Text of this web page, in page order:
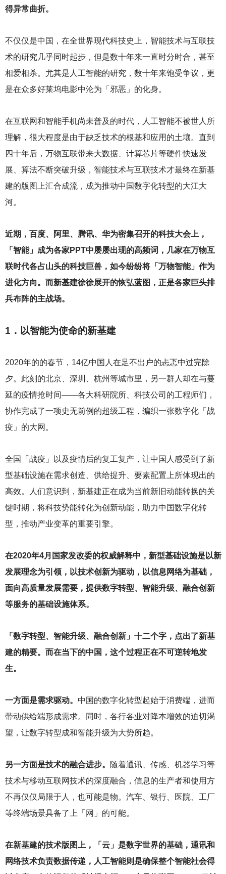
得异常曲折。
不仅仅是中国，在全世界现代科技史上，智能技术与互联技
术的研究几乎同时起步，但是数十年来一直时分时合，甚至
相爱相杀。尤其是人工智能的研究，数十年来饱受争议，更
是在众多好莱坞电影中沦为「邪恶」的化身。
在互联网和智能手机尚未普及的时代，人工智能不被世人所
理解，很大程度是由于缺乏技术的根基和应用的土壤。直到
四十年后，万物互联带来大数据、计算芯片等硬件快速发
展、算法不断突破升级，智能技术与互联技术才最终在新基
建的版图上汇合成流，成为推动中国数字化转型的大江大
河。
近期，百度、阿里、腾讯、华为密集召开的科技大会上，
「智能」成为各家PPT中屡屡出现的高频词，几家在万物互
联时代各占山头的科技巨兽，如今纷纷将「万物智能」作为
进化方向。而新基建徐徐展开的恢弘蓝图，正是各家巨头排
兵布阵的主战场。
1 ．以智能为使命的新基建
2020年的的春节，14亿中国人在足不出户的忐忑中过完除
夕。此刻的北京、深圳、杭州等城市里，另一群人却在与蔓
延的疫情抢时间——各大科研院所、科技公司的工程师们，
协作完成了一项史无前例的超级工程，编织一张数字化「战
疫」的大网。
全国「战疫」以及疫情后的复工复产，让中国人感受到了新
型基础设施在需求创造、供给提升、要素配置上所体现出的
高效。人们意识到，新基建正在成为当前新旧动能转换的关
键时期，将科技势能转化为创新动能，助力中国数字化转
型，推动产业变革的重要引擎。
在2020年4月国家发改委的权威解释中，新型基础设施是以新
发展理念为引领，以技术创新为驱动，以信息网络为基础，
面向高质量发展需要，提供数字转型、智能升级、融合创新
等服务的基础设施体系。
「数字转型、智能升级、融合创新」十二个字，点出了新基
建的精要。而在当下的中国，这个过程正在不可逆转地发
生。
一方面是需求驱动。 中国的数字化转型起始于消费端，进而
带动供给端形成需求。同时，各行各业对降本增效的迫切渴
望，让数字转型成和智能升级为大势所趋。
另一方面是技术的融合进步。
随着通讯、传感、机器学习等
技术与移动互联网技术的深度融合，信息的生产者和使用方
不再仅仅局限于人，也可能是物。汽车、银行、医院、工厂
等终端场景具备了上「网」的可能。
在新基建的技术版图上，「云」是数字世界的基础，通讯和
网络技术负责数据传递，人工智能则是确保整个智能社会得